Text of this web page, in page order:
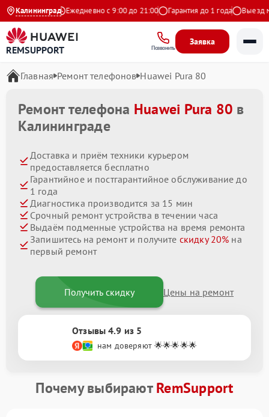
Калининград
на Яндекс Ежедневно с 9:00 до 21:00 Гарантия до 1 года Выезд
REMSUPPORT Позвонить
Заявка
Главная Ремонт телефонов Huawei Pura 80
Ремонт телефона Huawei Pura 80 в
Калининграде
Доставка и приём техники курьером
предоставляется бесплатно
Гарантийное и постгарантийное обслуживание до
1 года
Диагностика производится за 15 мин
Срочный ремонт устройства в течении часа
Выдаём подменные устройства на время ремонта
Запишитесь на ремонт и получите скидку 20% на
первый ремонт
Получить скидку Цены на ремонт
Отзывы 4.9 из 5
нам доверяют 🌟🌟🌟🌟🌟
Почему выбираютRemSupport